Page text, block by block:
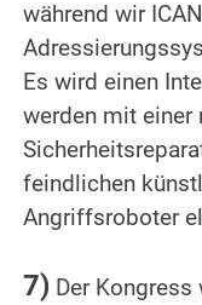
während wir
Es wird einen
werden mit einer
feindlichen
Angriffsroboter
7) Der